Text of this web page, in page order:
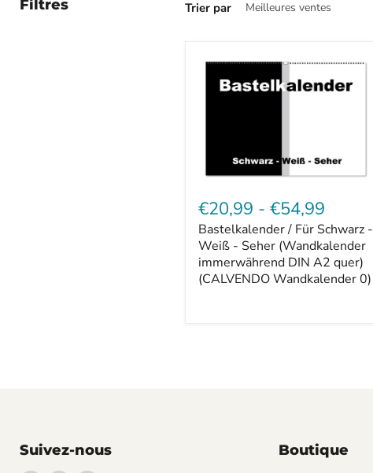
Filtres Trier par
/
Für
Schwarz
-
Weiß
-
Seher
€20,99 - €54,99
Bastelkalender / Für Schwarz -
Weiß - Seher (Wandkalender
immerwährend DIN A2 quer)
(CALVENDO Wandkalender 0)
Suivez-nous Boutique